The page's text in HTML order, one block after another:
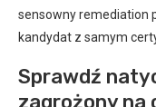
sensowny remediation
kandydat z samym
Sprawdź
zagrożony na